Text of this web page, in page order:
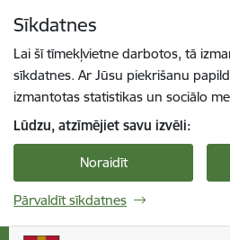
Sīkdatnes
Lai šī tīmekļvietne darbotos, tā
sīkdatnes. Ar Jūsu piekrišanu
izmantotas statistikas un sociālo
Lūdzu, atzīmējiet savu izvēli:
Noraidīt
Pārvaldīt sīkdatnes